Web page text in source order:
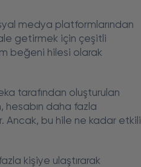
medya platformlarından
getirmek için çeşitli
beğeni hilesi olarak
tarafından oluşturulan
hesabın daha fazla
Ancak, bu hile ne kadar etkili
kişiye ulaştırarak